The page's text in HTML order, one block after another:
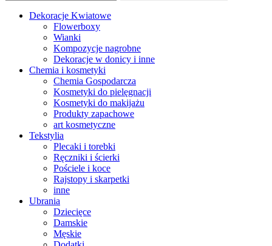
Dekoracje Kwiatowe
Flowerboxy
Wianki
Kompozycje nagrobne
Dekoracje w donicy i inne
Chemia i kosmetyki
Chemia Gospodarcza
Kosmetyki do pielęgnacji
Kosmetyki do makijażu
Produkty zapachowe
art kosmetyczne
Tekstylia
Plecaki i torebki
Ręczniki i ścierki
Pościele i koce
Rajstopy i skarpetki
inne
Ubrania
Dziecięce
Damskie
Męskie